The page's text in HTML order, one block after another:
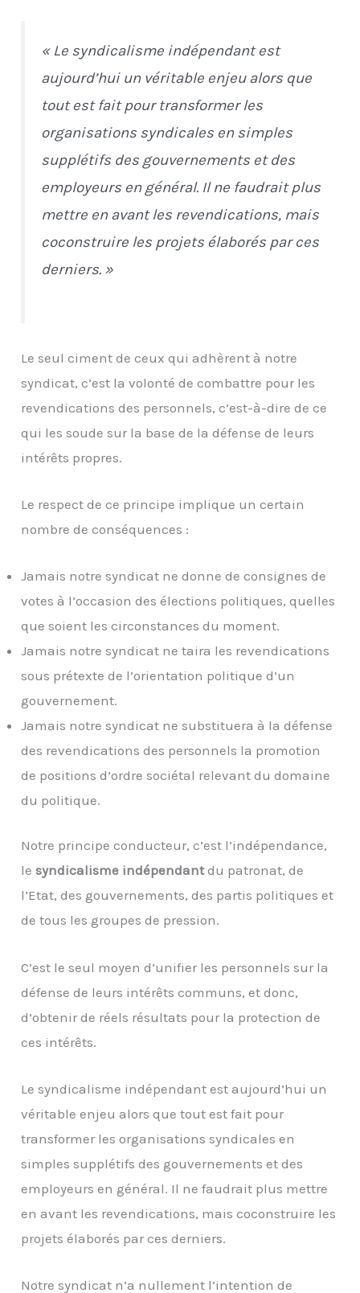
« Le syndicalisme indépendant est
aujourd’hui un véritable enjeu alors que
tout est fait pour transformer les
organisations syndicales en simples
supplétifs des gouvernements et des
employeurs en général. Il ne faudrait plus
mettre en avant les revendications, mais
coconstruire les projets élaborés par ces
derniers. »
Le seul ciment de ceux qui adhèrent à notre
syndicat, c’est la volonté de combattre pour les
revendications des personnels, c’est-à-dire de ce
qui les soude sur la base de la défense de leurs
intérêts propres.
Le respect de ce principe implique un certain
nombre de conséquences :
Jamais notre syndicat ne donne de consignes de
votes à l’occasion des élections politiques, quelles
que soient les circonstances du moment.
Jamais notre syndicat ne taira les revendications
sous prétexte de l’orientation politique d’un
gouvernement.
Jamais notre syndicat ne substituera à la défense
des revendications des personnels la promotion
de positions d’ordre sociétal relevant du domaine
du politique.
Notre principe conducteur, c’est l’indépendance,
lesyndicalisme indépendantdu patronat, de
l’Etat, des gouvernements, des partis politiques et
de tous les groupes de pression.
C’est le seul moyen d’unifier les personnels sur la
défense de leurs intérêts communs, et donc,
d’obtenir de réels résultats pour la protection de
ces intérêts.
Le syndicalisme indépendant est aujourd’hui un
véritable enjeu alors que tout est fait pour
transformer les organisations syndicales en
simples supplétifs des gouvernements et des
employeurs en général. Il ne faudrait plus mettre
en avant les revendications, mais coconstruire les
projets élaborés par ces derniers.
Notre syndicat n’a nullement l’intention de